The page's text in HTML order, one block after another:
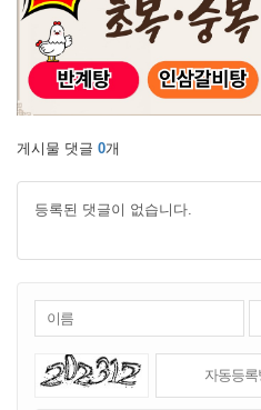
게시물 댓글 0개
등록된 댓글이 없습니다.